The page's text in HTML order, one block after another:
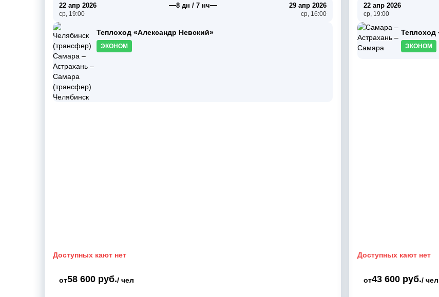
22 апр 2026
ср, 19:00
—8 дн / 7 нч— 29 апр 2026
ср, 16:00
Теплоход «Александр Невский»
ЭКОНОМ
Доступных кают нет
от58 600 руб./ чел
22 апр 2026
ср, 19:00
Теплоход
ЭКОНОМ
Доступных кают нет
от43 600 руб./ чел